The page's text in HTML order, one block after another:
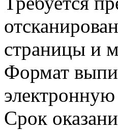
страницы и
Формат
Срок